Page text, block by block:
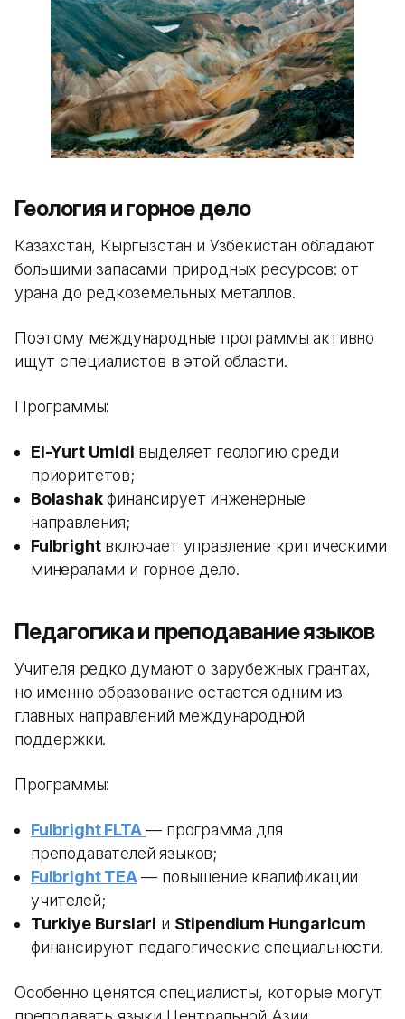
Геология и горное дело
Казахстан, Кыргызстан и Узбекистан обладают
большими запасами природных ресурсов: от
урана до редкоземельных металлов.
Поэтому международные программы активно
ищут специалистов в этой области.
Программы:
El-Yurt Umidi выделяет геологию среди
приоритетов;
Bolashakфинансирует инженерные
направления;
Fulbrightвключает управление критическими
минералами и горное дело.
Педагогика и преподавание языков
Учителя редко думают о зарубежных грантах,
но именно образование остается одним из
главных направлений международной
поддержки.
Программы:
Fulbright FLTA — программа для
преподавателей языков;
Fulbright TEA— повышение квалификации
учителей;
Turkiye Burslari и Stipendium Hungaricum
финансируют педагогические специальности.
Особенно ценятся специалисты, которые могут